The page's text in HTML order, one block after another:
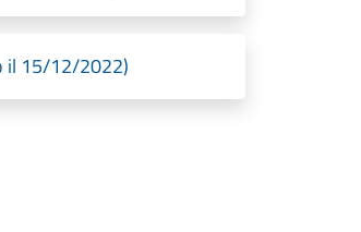
il 15/12/2022)